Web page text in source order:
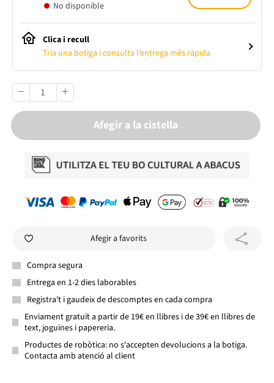
No disponible
Clica i recull
Tria una botiga i consulta l’entrega més ràpida
Afegir a la cistella
Afegir a favorits
Compra segura
Entrega en 1-2 dies laborables
Registra't i gaudeix de descomptes en cada compra
Enviament gratuït a partir de 19€ en llibres i de 39€ en llibres de
text, joguines i papereria.
Productes de robòtica: no s'accepten devolucions a la botiga.
Contacta amb atenció al client